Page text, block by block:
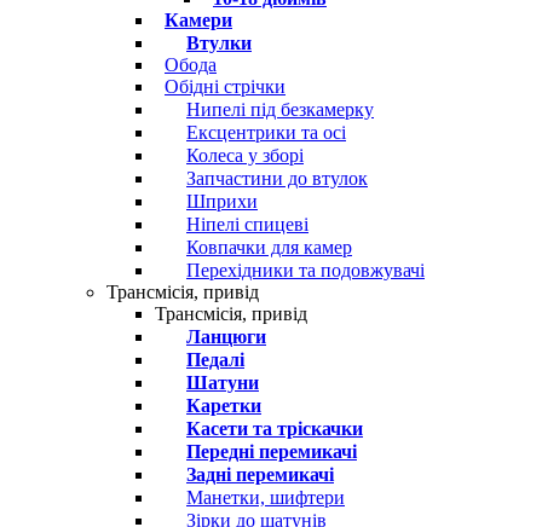
Камери
Втулки
Обода
Обідні стрічки
Нипелі під безкамерку
Ексцентрики та осі
Колеса у зборі
Запчастини до втулок
Шприхи
Ніпелі спицеві
Ковпачки для камер
Перехідники та подовжувачі
Трансмісія, привід
Трансмісія, привід
Ланцюги
Педалі
Шатуни
Каретки
Касети та тріскачки
Передні перемикачі
Задні перемикачі
Манетки, шифтери
Зірки до шатунів